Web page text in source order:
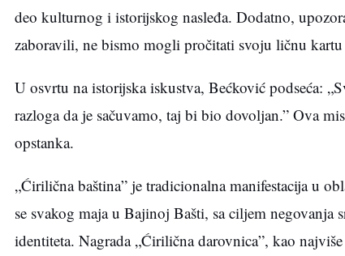
deo kulturnog i istorijskog nasleđa. Dodatno,
zaboravili, ne bismo mogli pročitati svoju ličnu
U osvrtu na istorijska iskustva, Bećković podseća:
razloga da je sačuvamo, taj bi bio dovoljan.” Ova
opstanka.
„Ćirilična baština” je tradicionalna manifestacija u
se svakog maja u Bajinoj Bašti, sa ciljem
identiteta. Nagrada „Ćirilična darovnica”, kao